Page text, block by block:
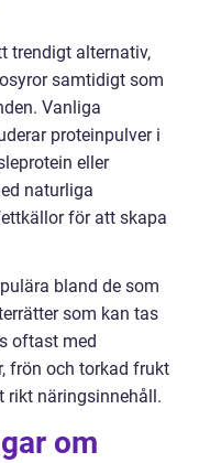
trendigt alternativ,
samtidigt som
Vanliga
proteinpulver i
eller
naturliga
för att skapa
bland de som
som kan tas
oftast med
frön och torkad frukt
rikt näringsinnehåll.
om